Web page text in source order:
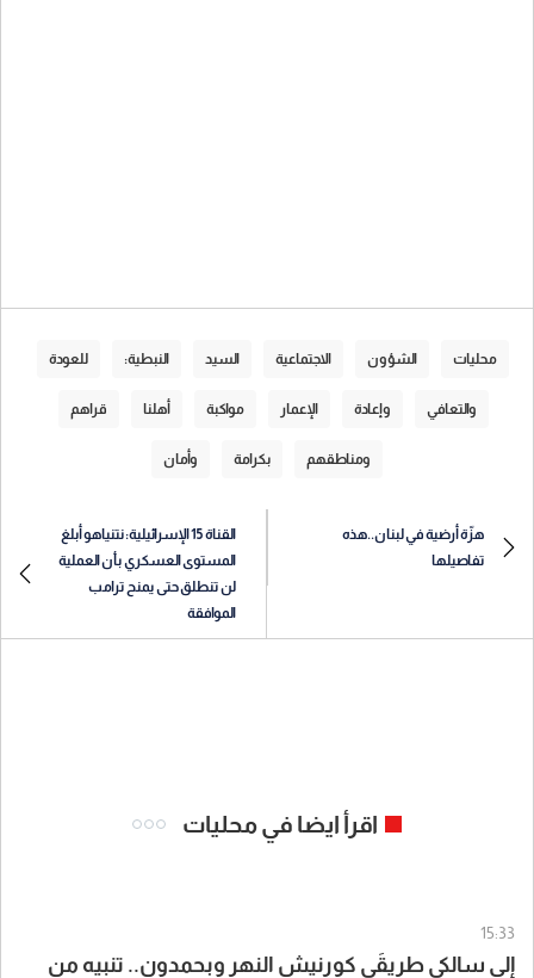
محليات الشؤون الاجتماعية السيد النبطية: للعودة
والتعافي وإعادة الإعمار مواكبة أهلنا قراهم
ومناطقهم بكرامة وأمان
هزّة أرضية في لبنان..هذه
تفاصيلها
القناة 15 الإسرائيلية: نتنياهو أبلغ
المستوى العسكري بأن العملية
لن تنطلق حتى يمنح ترامب
الموافقة
اقرأ ايضا في محليات
15:33
إلى سالكي طريقَي كورنيش النهر وبحمدون.. تنبيه من